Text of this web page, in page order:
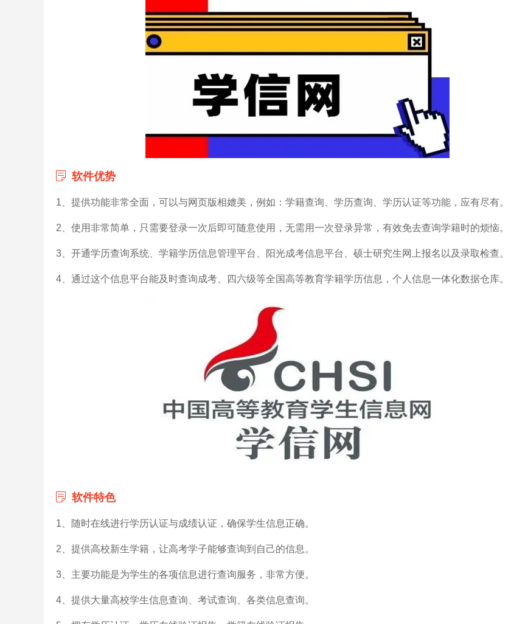
软件优势
1、提供功能非常全面，可以与网页版相媲美，例如：学籍查询、学历查询、学历认证等功能，应有尽有。
2、使用非常简单，只需要登录一次后即可随意使用，无需用一次登录异常，有效免去查询学籍时的烦恼。
3、开通学历查询系统、学籍学历信息管理平台、阳光成考信息平台、硕士研究生网上报名以及录取检查。
4、通过这个信息平台能及时查询成考、四六级等全国高等教育学籍学历信息，个人信息一体化数据仓库。
软件特色
1、随时在线进行学历认证与成绩认证，确保学生信息正确。
2、提供高校新生学籍，让高考学子能够查询到自己的信息。
3、主要功能是为学生的各项信息进行查询服务，非常方便。
4、提供大量高校学生信息查询、考试查询、各类信息查询。